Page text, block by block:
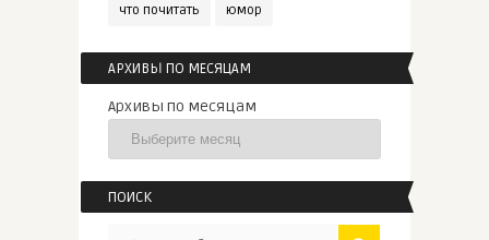
что почитать юмор
АРХИВЫ ПО МЕСЯЦАМ
Архивы по месяцам
ПОИСК